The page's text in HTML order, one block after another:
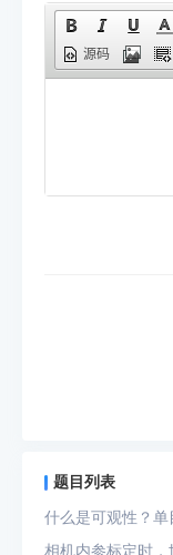
源码
题目列表
什么是可观性？单
系统中有几自由度
相机内参标定时，